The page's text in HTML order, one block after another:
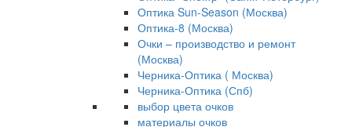
Оптика Sun-Season (Москва)
Оптика-8 (Москва)
Очки – производство и ремонт
(Москва)
Черника-Оптика ( Москва)
Черника-Оптика (Спб)
выбор цвета очков
материалы очков